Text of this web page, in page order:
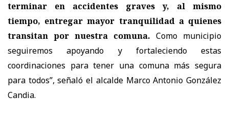
terminar en accidentes graves y, al mismo
tiempo, entregar mayor tranquilidad a quienes
transitan por nuestra comuna. Como municipio
seguiremos apoyando y fortaleciendo estas
coordinaciones para tener una comuna más segura
para todos”, señaló el alcalde Marco Antonio González
Candia.